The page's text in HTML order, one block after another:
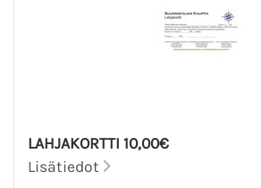
LAHJAKORTTI 10,00€
Lisätiedot